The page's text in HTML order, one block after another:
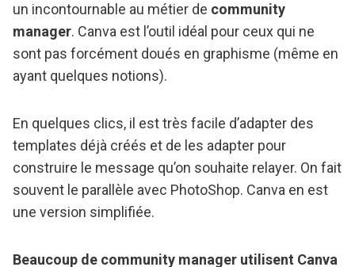
un incontournable au métier de community
manager. Canva est l’outil idéal pour ceux qui ne
sont pas forcément doués en graphisme (même en
ayant quelques notions).
En quelques clics, il est très facile d’adapter des
templates déjà créés et de les adapter pour
construire le message qu’on souhaite relayer. On fait
souvent le parallèle avec PhotoShop. Canva en est
une version simplifiée.
Beaucoup de community manager utilisent Canva